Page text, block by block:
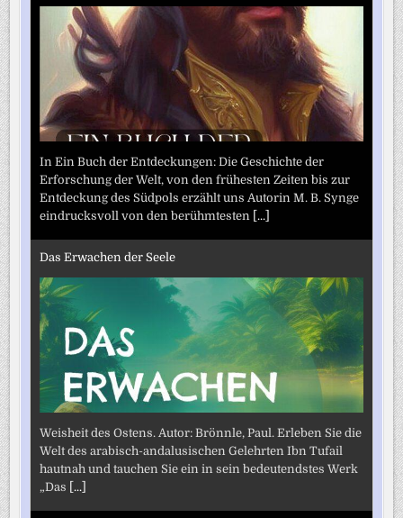
In Ein Buch der Entdeckungen: Die Geschichte der
Erforschung der Welt, von den frühesten Zeiten bis zur
Entdeckung des Südpols erzählt uns Autorin M. B. Synge
eindrucksvoll von den berühmtesten
[...]
Das Erwachen der Seele
Weisheit des Ostens. Autor: Brönnle, Paul. Erleben Sie die
Welt des arabisch-andalusischen Gelehrten Ibn Tufail
hautnah und tauchen Sie ein in sein bedeutendstes Werk
„Das
[...]